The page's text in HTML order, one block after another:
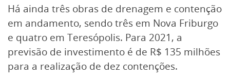
Há ainda três obras de drenagem e contenção
em andamento, sendo três em Nova Friburgo
e quatro em Teresópolis. Para 2021, a
previsão de investimento é de R$ 135 milhões
para a realização de dez contenções.